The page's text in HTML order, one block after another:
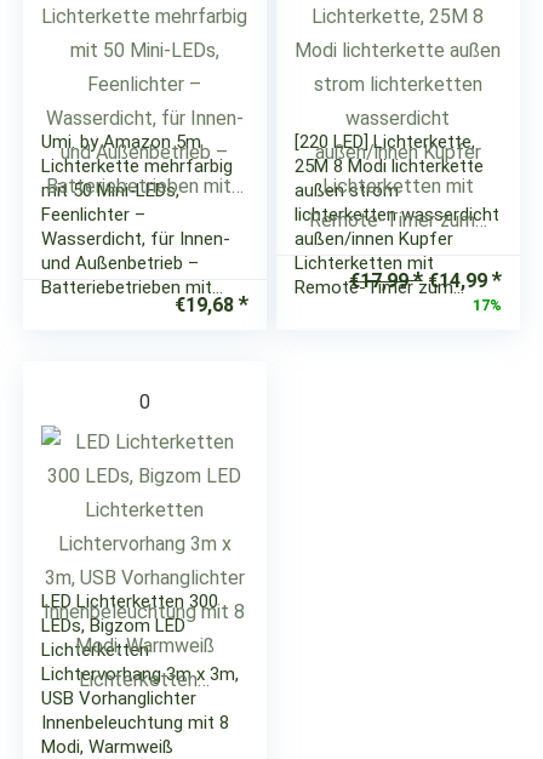
Umi. by Amazon 5m
Lichterkette mehrfarbig
mit 50 Mini-LEDs,
Feenlichter –
Wasserdicht, für Innen-
und Außenbetrieb –
Batteriebetrieben mit…
€19,68
[220 LED] Lichterkette,
25M 8 Modi lichterkette
außen strom
lichterketten wasserdicht
außen/innen Kupfer
Lichterketten mit
Remote-Timer zum…
€17,99
Preis
€14,99
17%
0
LED Lichterketten 300
LEDs, Bigzom LED
Lichterketten
Lichtervorhang 3m x 3m,
USB Vorhanglichter
Innenbeleuchtung mit 8
Modi, Warmweiß